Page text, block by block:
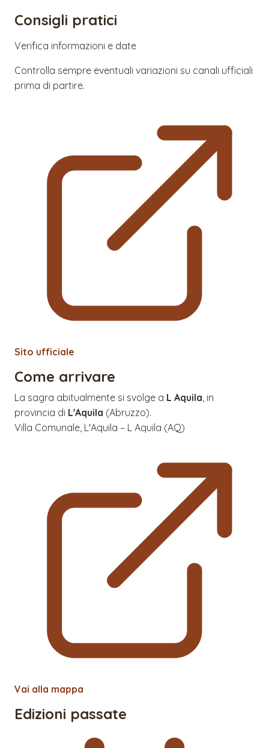
Consigli pratici
Verifica informazioni e date
Controlla sempre eventuali variazioni su canali ufficiali
prima di partire.
Sito ufficiale
Come arrivare
La sagra abitualmente si svolge a L Aquila , in
provincia di L'Aquila (Abruzzo).
Villa Comunale, L'Aquila – L Aquila (AQ)
Vai alla mappa
Edizioni passate